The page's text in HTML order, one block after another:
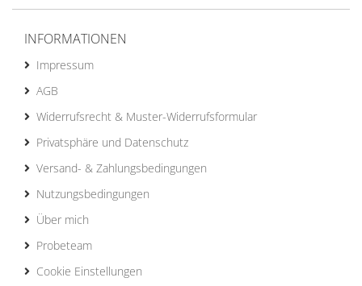
INFORMATIONEN
Impressum
AGB
Widerrufsrecht & Muster-Widerrufsformular
Privatsphäre und Datenschutz
Versand- & Zahlungsbedingungen
Nutzungsbedingungen
Über mich
Probeteam
Cookie Einstellungen